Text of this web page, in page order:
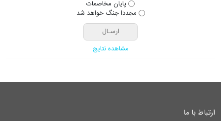
پایان مخاصمات
مجددا جنگ خواهد شد
مشاهده نتایج
ارتباط با ما